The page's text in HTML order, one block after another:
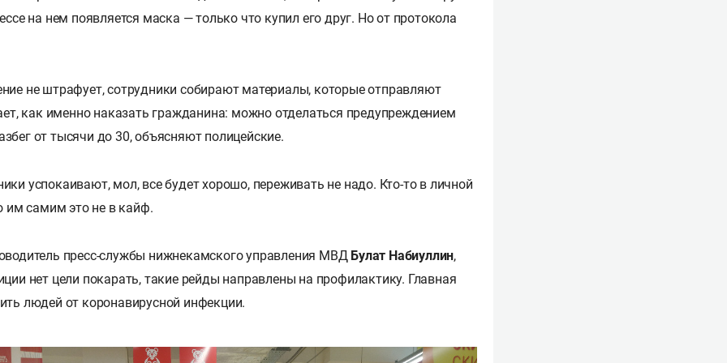
на нем появляется маска — только что купил его друг. Но от протокола
не штрафует, сотрудники собирают материалы, которые отправляют
как именно наказать гражданина: можно отделаться предупреждением
от тысячи до 30, объясняют полицейские.
успокаивают, мол, все будет хорошо, переживать не надо. Кто-то в личной
им самим это не в кайф.
пресс-службы нижнекамского управления МВД Булат Набиуллин,
нет цели покарать, такие рейды направлены на профилактику. Главная
людей от коронавирусной инфекции.